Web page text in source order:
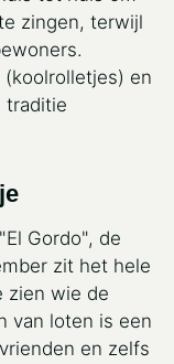
zingen, terwijl
(koolrolletjes) en
traditie
Gordo", de
zit het hele
zien wie de
van loten is een
en zelfs